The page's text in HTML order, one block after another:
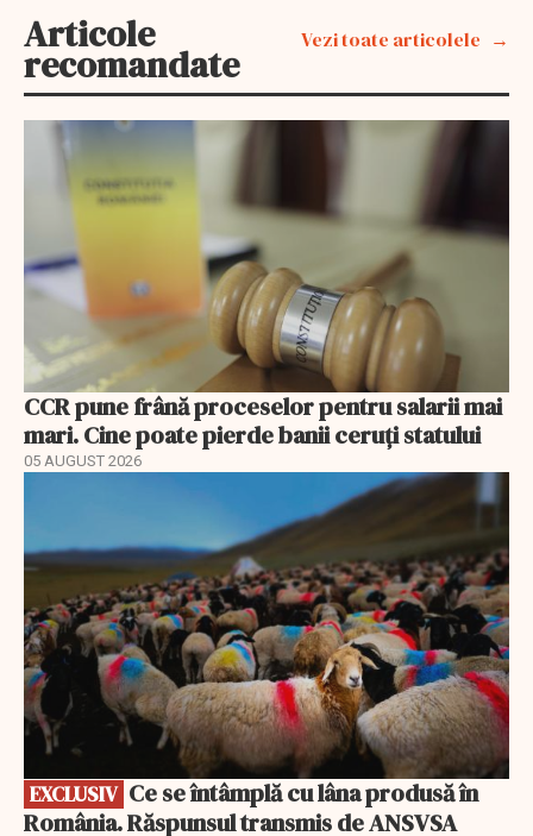
Articole
recomandate
Vezi toate articolele
CCR pune frână proceselor pentru salarii mai
mari. Cine poate pierde banii ceruți statului
05 AUGUST 2026
EXCLUSIV
România. Răspunsul transmis de ANSVSA